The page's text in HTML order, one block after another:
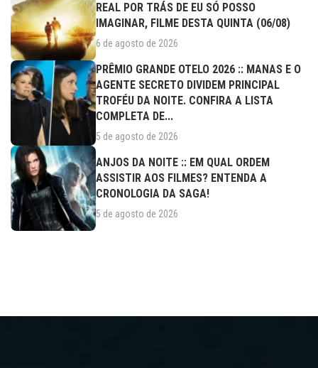
REAL POR TRÁS DE EU SÓ POSSO
IMAGINAR, FILME DESTA QUINTA (06/08)
6 de agosto de 2026
PRÊMIO GRANDE OTELO 2026 :: MANAS E O
AGENTE SECRETO DIVIDEM PRINCIPAL
TROFÉU DA NOITE. CONFIRA A LISTA
COMPLETA DE...
5 de agosto de 2026
ANJOS DA NOITE :: EM QUAL ORDEM
ASSISTIR AOS FILMES? ENTENDA A
CRONOLOGIA DA SAGA!
5 de agosto de 2026